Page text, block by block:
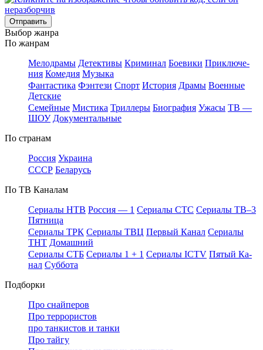
Отправить
Вы­бор жан­ра
По жан­рам
Ме­ло­дра­мы Де­тек­ти­вы Кри­ми­нал Бое­ви­ки При­клю­че­
ния Ко­ме­дия Му­зы­ка
Фан­та­сти­ка Фэн­те­зи Спорт Ис­то­рия Дра­мы Во­ен­ные
Дет­ские
Се­мей­ные Мис­ти­ка Трил­ле­ры Био­гра­фия Ужа­сы ТВ —
ШОУ До­ку­мен­таль­ные
По стра­нам
Рос­сия Ук­раи­на
СССР Бе­ла­русь
По ТВ Ка­на­лам
Се­риа­лы НТВ Рос­сия — 1 Се­риа­лы СТС Се­риа­лы ТВ–3
Пят­ни­ца
Се­риа­лы ТРК Се­риа­лы ТВЦ Пер­вый Ка­нал Се­риа­лы
ТНТ До­маш­ний
Се­риа­лы СТБ Се­риа­лы 1 + 1 Се­риа­лы ICTV Пя­тый Ка­
нал Суб­бо­та
Подборки
Про снайперов
Про террористов
про танкистов и танки
Про тайгу